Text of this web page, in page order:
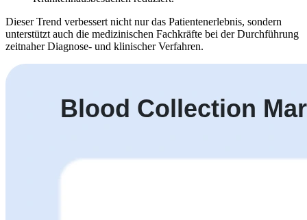
Dieser Trend verbessert nicht nur das Patientenerlebnis, sondern
unterstützt auch die medizinischen Fachkräfte bei der Durchführung
zeitnaher Diagnose- und klinischer Verfahren.